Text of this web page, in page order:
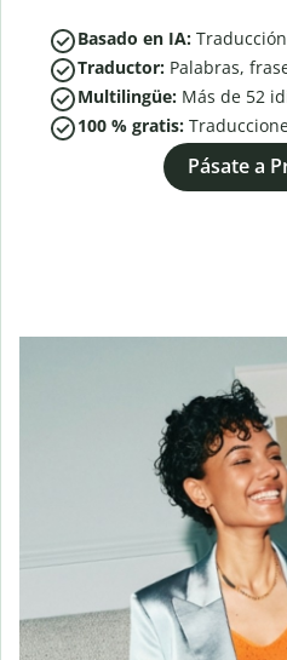
Basado en IA:
Traductor: Palabras,
Multilingüe: Más de 52
100 % gratis:
Pásate a